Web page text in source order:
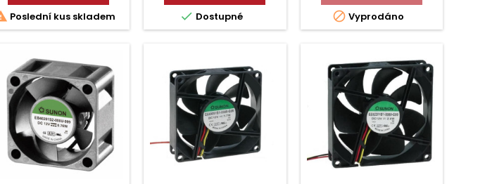
Poslední kus skladem  Dostupné  Vyprodáno